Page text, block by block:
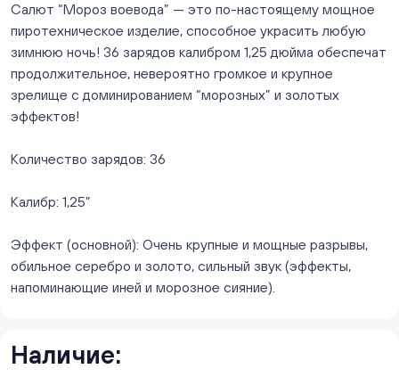
ежедневно с 10:00 до 20:00
Нет в наличии
Краснопольский 13г (Цветы) (Краснопольский, 13Г)
ежедневно с 10:00 до 20:00
Нет в наличии
Молния Зоопарк - Труда,166 (ул. Труда,166/5)
Невский. Черкасская 17 (г. Челябинск, ул.
ежедневно с 10:00 до 20:00
Овчинникова, д 12 (Челябинск, улица Овчинникова,
12А)
ежедневно с 10:00 до 20:00
8/1, ТЦ "Слава")
ежедневно с 10:00 до 20:00
Салют “Мороз воевода” — это по-настоящему мощное
пиротехническое изделие, способное украсить любую
зимнюю ночь! 36 зарядов калибром 1,25 дюйма обеспечат
продолжительное, невероятно громкое и крупное
зрелище с доминированием “морозных” и золотых
эффектов!
Количество зарядов: 36
Калибр: 1,25”
Эффект (основной): Очень крупные и мощные разрывы,
обильное серебро и золото, сильный звук (эффекты,
напоминающие иней и морозное сияние).
Наличие: